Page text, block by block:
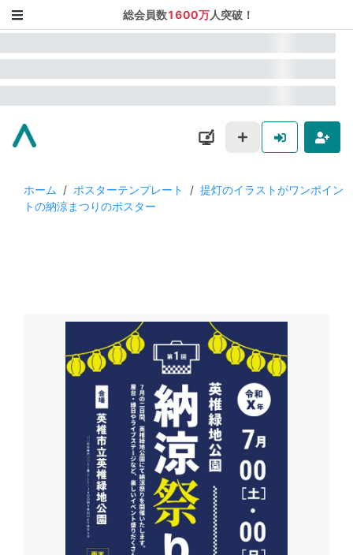
総会員数1600万人突破！
ホーム / ポスターテンプレート / 提灯のイラストがワンポイン
トの納涼まつりのポスター